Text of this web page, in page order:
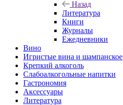
Назад
Литература
Книги
Журналы
Ежедневники
Вино
Игристые вина и шампанское
Крепкий алкоголь
Слабоалкогольные напитки
Гастрономия
Аксессуары
Литература